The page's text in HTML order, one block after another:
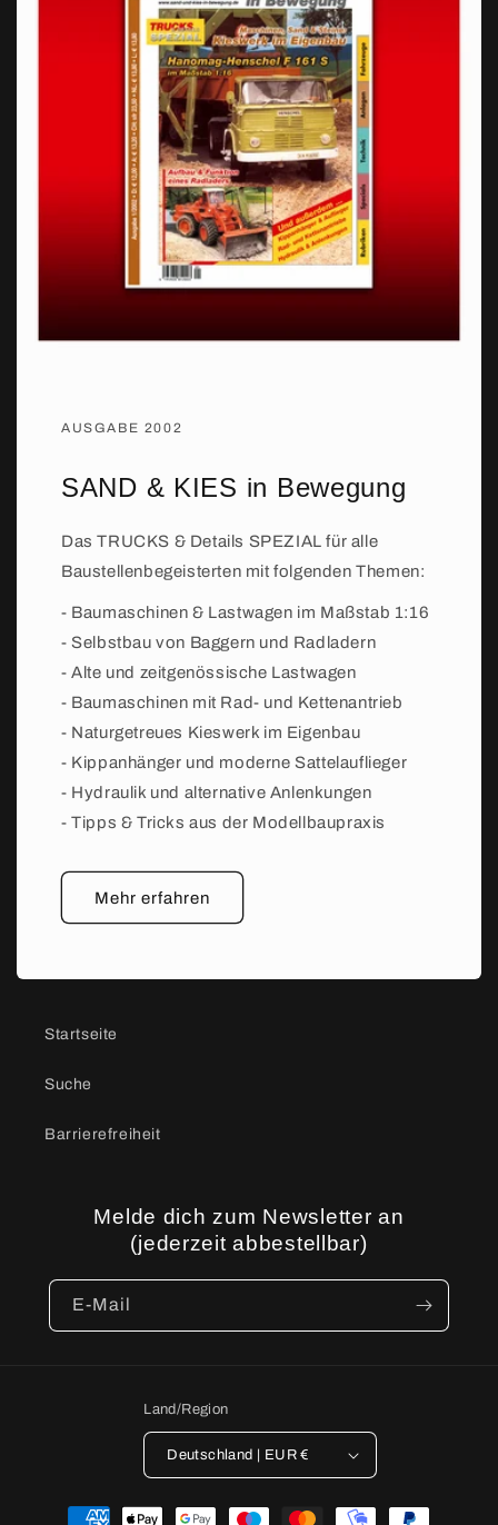
AUSGABE 2002
SAND & KIES in Bewegung
Das TRUCKS & Details SPEZIAL für alle
Baustellenbegeisterten mit folgenden Themen:
- Baumaschinen & Lastwagen im Maßstab 1:16
- Selbstbau von Baggern und Radladern
- Alte und zeitgenössische Lastwagen
- Baumaschinen mit Rad- und Kettenantrieb
- Naturgetreues Kieswerk im Eigenbau
- Kippanhänger und moderne Sattelauflieger
- Hydraulik und alternative Anlenkungen
- Tipps & Tricks aus der Modellbaupraxis
Mehr erfahren
Startseite
Suche
Barrierefreiheit
Melde dich zum Newsletter an
(jederzeit abbestellbar)
E-Mail
Land/Region
Deutschland | EUR €
Zahlungsmethoden